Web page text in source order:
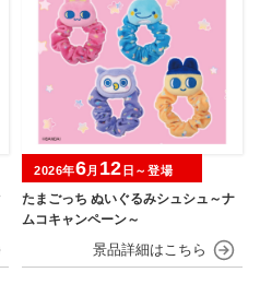
たまごっち ぬいぐるみシュシュ～ナ
ムコキャンペーン～
2026年6月 12 日～登場